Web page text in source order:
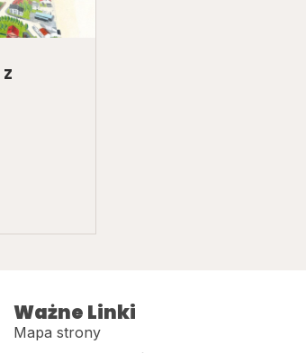
Ważne Linki
Mapa strony